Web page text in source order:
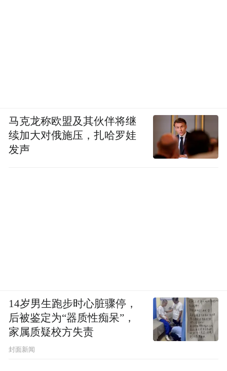
马克龙称欧盟及其伙伴将继
续加大对俄施压，扎哈罗娃
发声
14岁男生跑步时心脏骤停，
后被鉴定为“器质性痴呆”，
家属质疑校方失责
封面新闻